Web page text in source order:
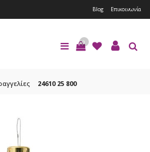
Blog Επικοινωνία
0
24610 25 800